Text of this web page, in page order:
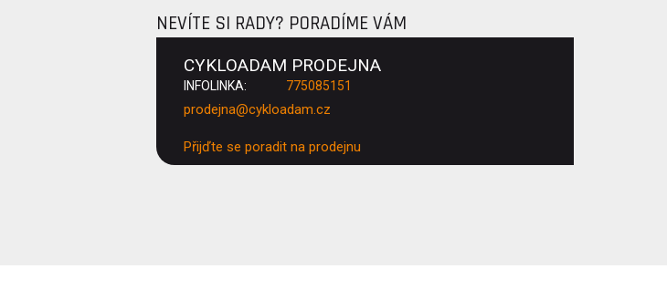
NEVÍTE SI RADY? PORADÍME VÁM
CYKLOADAM PRODEJNA
INFOLINKA: 775085151
prodejna@cykloadam.cz
Přijďte se poradit na prodejnu